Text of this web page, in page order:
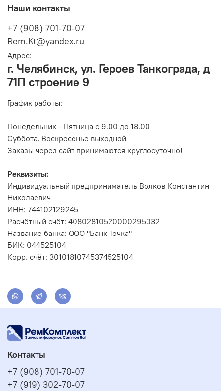
Наши контакты
+7 (908) 701-70-07
Rem.Kt@yandex.ru
Адрес:
г. Челябинск, ул. Героев Танкограда, д
71П строение 9
График работы:
Понедельник - Пятница с 9.00 до 18.00
Суббота, Воскресенье выходной
Заказы через сайт принимаются круглосуточно!
Реквизиты:
Индивидуальный предприниматель Волков Константин
Николаевич
ИНН: 744102129245
Расчётный счёт: 40802810520000295032
Название банка: ООО "Банк Точка"
БИК: 044525104
Корр. счёт: 30101810745374525104
Контакты
+7 (908) 701-70-07
+7 (919) 302-70-07